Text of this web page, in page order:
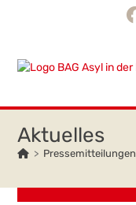
> Pressemitteilungen